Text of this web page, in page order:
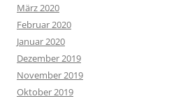
März 2020
Februar 2020
Januar 2020
Dezember 2019
November 2019
Oktober 2019